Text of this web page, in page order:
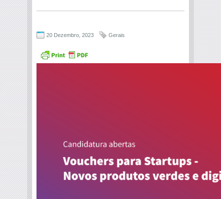
20 Dezembro, 2023 Gerais